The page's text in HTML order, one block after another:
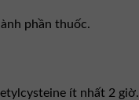
phần thuốc.
ít nhất 2 giờ.